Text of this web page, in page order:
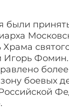
были
боевых